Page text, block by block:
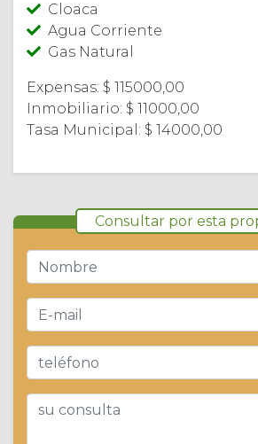
Cloaca
Agua Corriente
Gas Natural
Expensas: $ 115000,00
Inmobiliario: $ 11000,00
Tasa Municipal: $ 14000,00
Consultar por esta